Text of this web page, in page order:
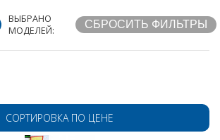
ВЫБРАНО
МОДЕЛЕЙ:
СОРТИРОВКА ПО ЦЕНЕ